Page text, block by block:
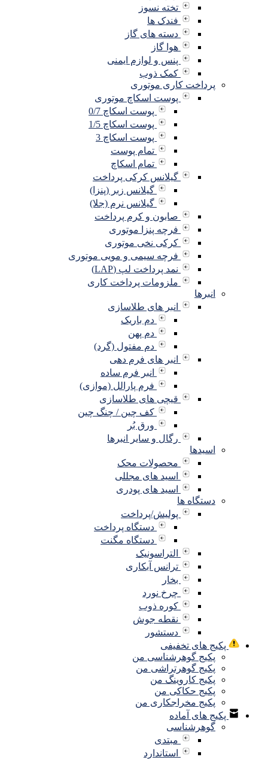
تخته نسوز
فندک ها
دسته های گاز
هوا گاز
پنس و لوازم ایمنی
کمک ذوب
پرداخت کاری موتوری
پوست اسکاچ موتوری
پوست اسکاچ 0/7
پوست اسکاچ 1/5
پوست اسکاچ 3
تمام پوست
تمام اسکاچ
گیلانس کرکی پرداخت
گیلانس زبر (پنزا)
گیلانس نرم (جلا)
صابون و کرم پرداخت
فرچه پنزا موتوری
کرکی نخی موتوری
فرچه سیمی و مویی موتوری
نمد پرداخت لپ (LAP)
ملزومات پرداخت کاری
انبرها
انبر های طلاسازی
دم باریک
دم پهن
دم مفتول (گرد)
انبر های فرم دهی
انبر فرم ساده
فرم پارالل (موازی)
قیچی های طلاسازی
کف چین / چنگ چین
ورق بُر
رگال و سایر انبرها
اسیدها
محصولات محک
اسید های مجللی
اسید های پودری
دستگاه ها
پولیش/پرداخت
دستگاه پرداخت
دستگاه مگنت
التراسونیک
ترانس آبکاری
بخار
چرخ نورد
کوره ذوب
نقطه جوش
دستشور
پکیج های تخفیفی
پکیج گوهرشناسی من
پکیج گوهرتراشی من
پکیج کاروینگ من
پکیج حکاکی من
پکیج مخراجکاری من
پکیج های آماده
گوهرشناسی
مبتدی
استاندارد